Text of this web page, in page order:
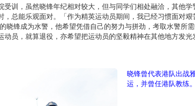
训，虽然晓锋年纪相对较大，但与同学们相处融洽，其他
总能乐观面对。「作为精英运动员期间，我已经习惯面对
晓锋成为水警，他希望凭借自己的努力与拼劲，考取水警所
员，就算退役，亦希望把运动员的坚毅精神在其他地方发光
晓锋曾代表港队出战
运，并曾任港队教练。